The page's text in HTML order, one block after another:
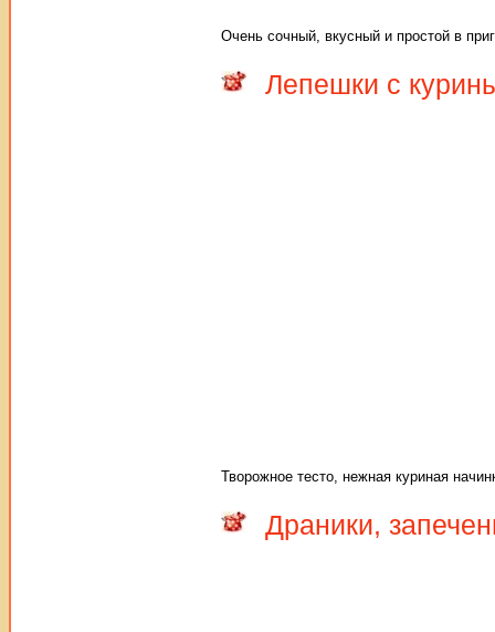
Очень сочный, вкусный и простой в
Лепешки с
Творожное тесто, нежная куриная
Драники,